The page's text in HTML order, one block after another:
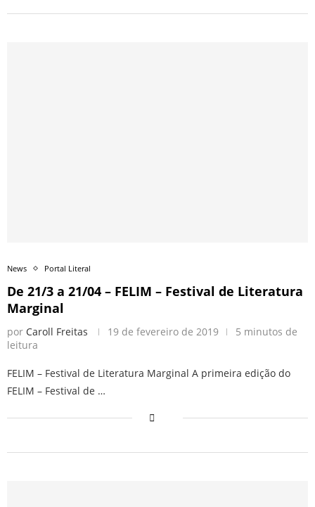
News Portal Literal
De 21/3 a 21/04 – FELIM – Festival de Literatura
Marginal
por Caroll Freitas 19 de fevereiro de 2019
5 minutos de
leitura
FELIM – Festival de Literatura Marginal A primeira edição do
FELIM – Festival de …